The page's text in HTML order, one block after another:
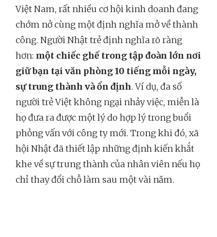
Việt Nam, rất nhiều cơ hội kinh doanh đang
chớm nở cùng một định nghĩa mở về thành
công. Người Nhật trẻ định nghĩa rõ ràng
hơn: một chiếc ghế trong tập đoàn lớn nơi
giữ bạn tại văn phòng 10 tiếng mỗi ngày,
sự trung thành và ổn định. Ví dụ, đa số
người trẻ Việt không ngại nhảy việc, miễn là
họ đưa ra được một lý do hợp lý trong buổi
phỏng vấn với công ty mới. Trong khi đó, xã
hội Nhật đã thiết lập những định kiến khắt
khe về sự trung thành của nhân viên nếu họ
chỉ thay đổi chỗ làm sau một vài năm.